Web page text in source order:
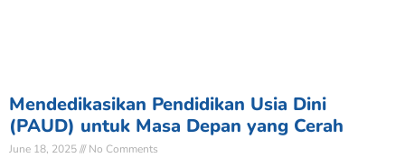
Mendedikasikan Pendidikan Usia Dini
(PAUD) untuk Masa Depan yang Cerah
June 18, 2025 No Comments